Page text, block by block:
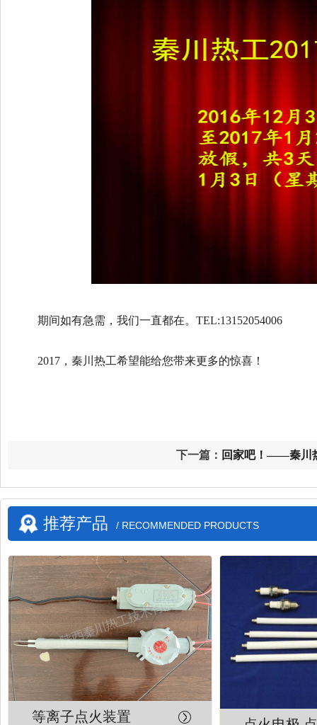
期间如有急需，我们一直都在。TEL:13152054006
2017，秦川热工希望能给您带来更多的惊喜！
下一篇： 回家吧！——秦川
推荐产品 / RECOMMENDED PRODUCTS
等离子点火装置